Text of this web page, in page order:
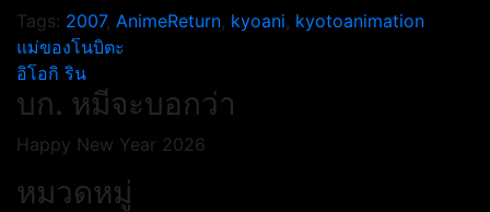
Tags: 2007, AnimeReturn, kyoani, kyotoanimation
แนะแนว
เรื่อง
แม่ของโนบิตะ
อิโอกิ ริน
บก. หมีจะบอกว่า
Happy New Year 2026
หมวดหมู่